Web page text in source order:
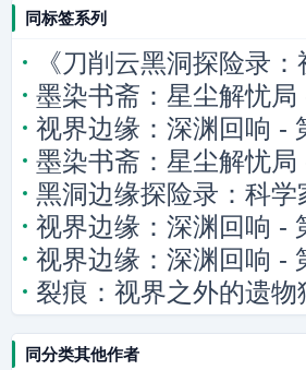
同标签系列
《刀削云黑洞探险录
墨染书斋：星尘解忧
视界边缘：深渊回响 -
墨染书斋：星尘解忧
黑洞边缘探险录：科
视界边缘：深渊回响 -
视界边缘：深渊回响 -
裂痕：视界之外的遗物
同分类其他作者